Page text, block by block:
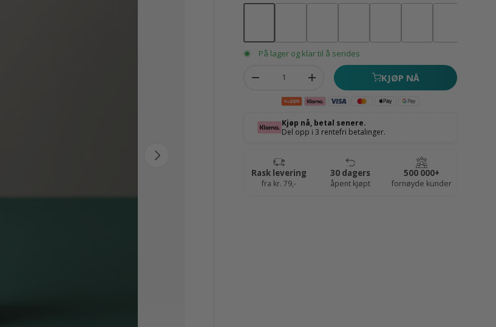
Neste
På lager og klar til å sendes
Fjern antall
Øk antall KJØP NÅ